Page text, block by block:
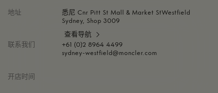
地址
悉尼 Cnr Pitt St Mall & Market StWestfield
Sydney, Shop 3009
查看导航
联系我们
+61 (0)2 8964 4499
sydney-westfield@moncler.com
开店时间